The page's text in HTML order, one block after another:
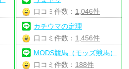
口コミ件数： 1,046件
カチウマの定理
口コミ件数： 1,456件
MODS競馬（モッズ競馬）
口コミ件数： 188件